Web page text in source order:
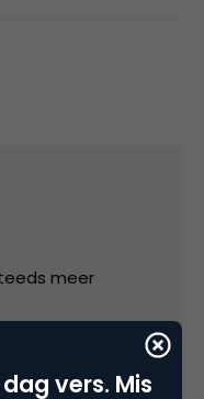
meer
vers. Mis